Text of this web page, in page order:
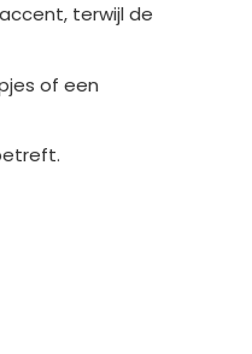
terwijl de
of een